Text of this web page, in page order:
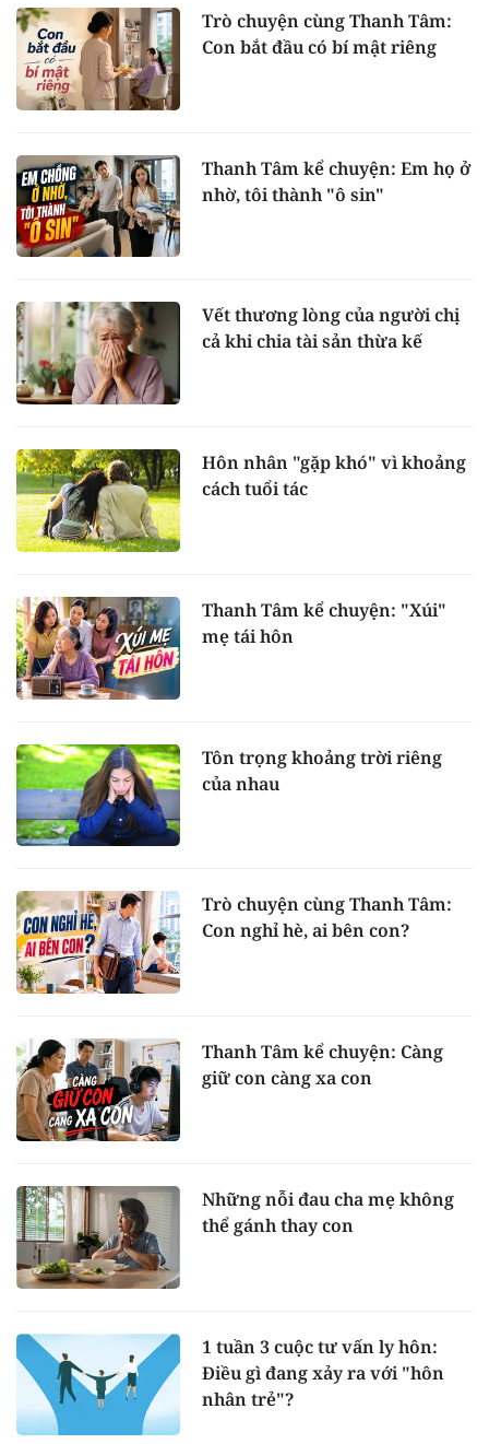
Trò chuyện cùng Thanh Tâm:
Con bắt đầu có bí mật riêng
Thanh Tâm kể chuyện: Em họ ở
nhờ, tôi thành "ô sin"
Vết thương lòng của người chị
cả khi chia tài sản thừa kế
Hôn nhân "gặp khó" vì khoảng
cách tuổi tác
Thanh Tâm kể chuyện: "Xúi"
mẹ tái hôn
Tôn trọng khoảng trời riêng
của nhau
Trò chuyện cùng Thanh Tâm:
Con nghỉ hè, ai bên con?
Thanh Tâm kể chuyện: Càng
giữ con càng xa con
Những nỗi đau cha mẹ không
thể gánh thay con
1 tuần 3 cuộc tư vấn ly hôn:
Điều gì đang xảy ra với "hôn
nhân trẻ"?